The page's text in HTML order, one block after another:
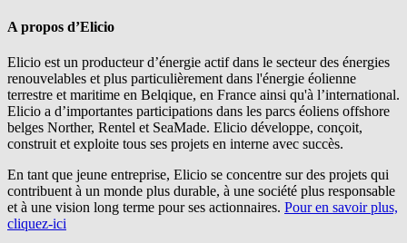
A propos d’Elicio
Elicio est un producteur d’énergie actif dans le secteur des énergies
renouvelables et plus particulièrement dans l'énergie éolienne
terrestre et maritime en Belqique, en France ainsi qu'à l’international.
Elicio a d’importantes participations dans les parcs éoliens offshore
belges Norther, Rentel et SeaMade. Elicio développe, conçoit,
construit et exploite tous ses projets en interne avec succès.
En tant que jeune entreprise, Elicio se concentre sur des projets qui
contribuent à un monde plus durable, à une société plus responsable
et à une vision long terme pour ses actionnaires. Pour en savoir plus,
cliquez-ici